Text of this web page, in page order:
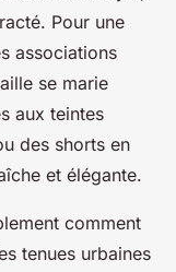
Pour une
associations
se marie
aux teintes
des shorts en
et élégante.
comment
tenues urbaines